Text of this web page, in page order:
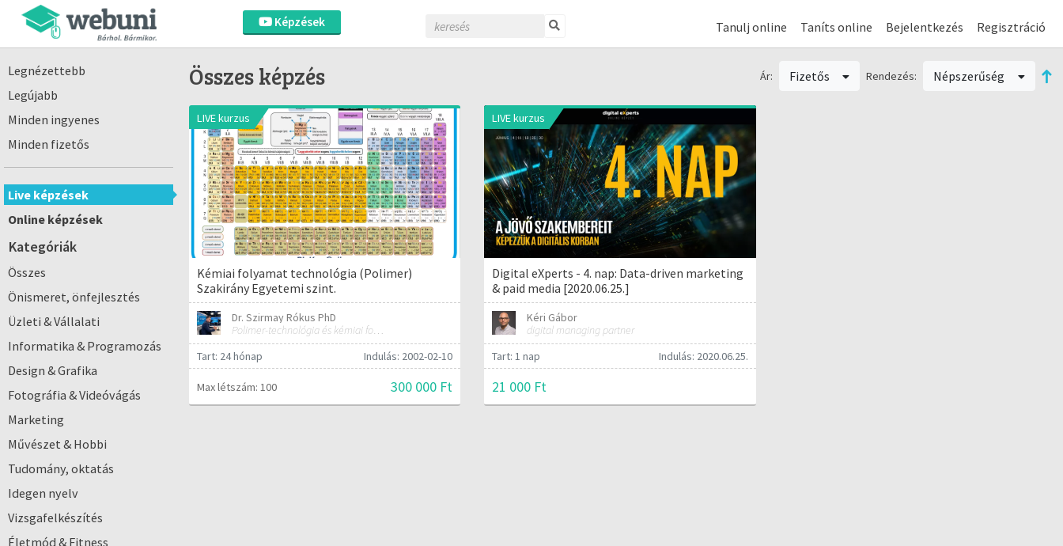
Képzések Tanulj online Taníts online Bejelentkezés Regisztráció
Legnézettebb
Legújabb
Minden ingyenes
Minden fizetős
Live képzések
Online képzések
Kategóriák
Összes
Önismeret, önfejlesztés
Üzleti & Vállalati
Informatika & Programozás
Design & Grafika
Fotográfia & Videóvágás
Marketing
Művészet & Hobbi
Tudomány, oktatás
Idegen nyelv
Vizsgafelkészítés
Életmód & Fitness
Összes képzés Ár: Fizetős Rendezés: Népszerűség
LIVE kurzus
Kémiai folyamat technológia (Polimer)
Szakirány Egyetemi szint.
Dr. Szirmay Rókus PhD
Polimer-technológia és kémiai folyamat-technológia
Tart: 24 hónap
Indulás: 2002-02-10
Max létszám: 100 300 000 Ft
LIVE kurzus
Digital eXperts - 4. nap: Data-driven marketing
& paid media [2020.06.25.]
Kéri Gábor
digital managing partner
Tart: 1 nap
Indulás: 2020.06.25.
21 000 Ft